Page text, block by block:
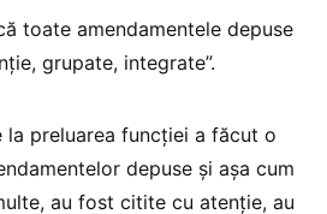
toate amendamentele depuse
grupate, integrate”.
la preluarea funcției a făcut o
depuse și așa cum
au fost citite cu atenție, au